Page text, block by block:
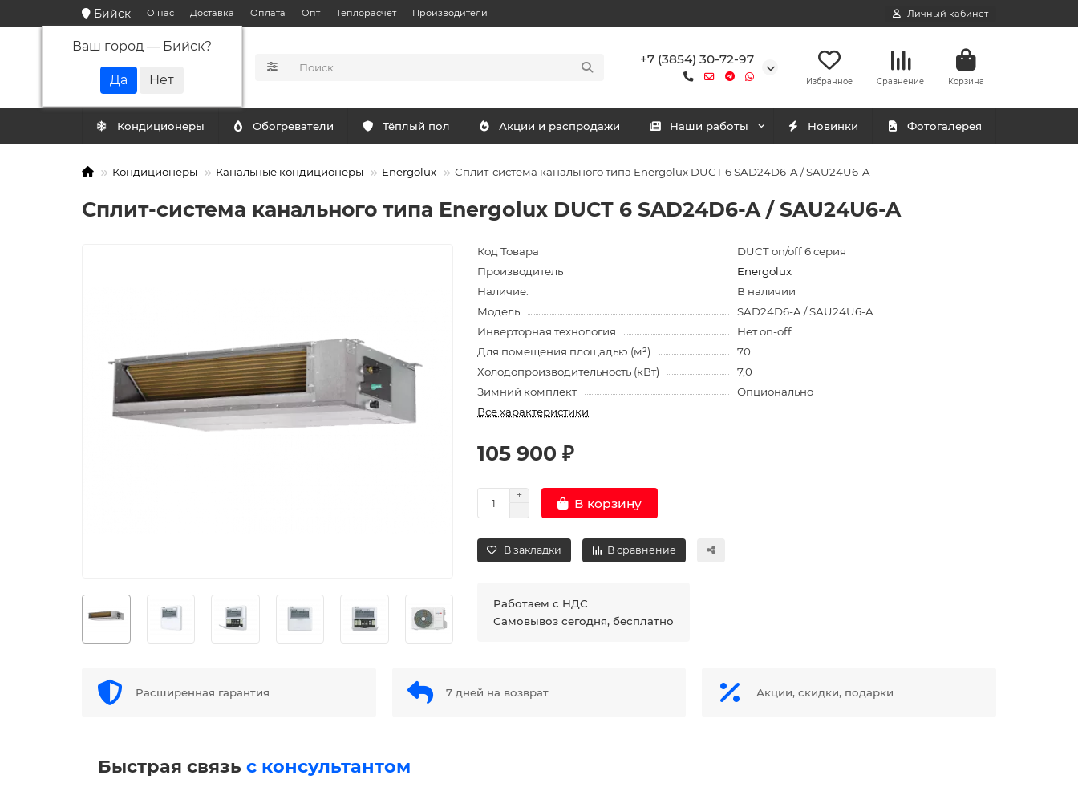
Бийск
Ваш город — Бийск?
О нас Доставка Оплата Опт Теплорасчет Производители Личный кабинет
+7 (3854) 30-72-97
Избранное Сравнение Корзина
Кондиционеры Обогреватели Тёплый пол Акции и распродажи Наши работы Новинки Фотогалерея
Кондиционеры Канальные кондиционеры Energolux Сплит-система канального типа Energolux DUCT 6 SAD24D6-A / SAU24U6-A
Сплит-система канального типа Energolux DUCT 6 SAD24D6-A / SAU24U6-A
Код Товара
DUCT on/off 6 серия
Производитель
Energolux
Наличие:
В наличии
Модель
SAD24D6-A / SAU24U6-A
Инверторная технология
Нет on-off
Для помещения площадью (м²)
70
Холодопроизводительность (кВт)
7,0
Зимний комплект
Опционально
Все характеристики
105 900 ₽
В корзину
В закладки В сравнение
Работаем с НДС
Самовывоз сегодня, бесплатно
Расширенная гарантия 7 дней на возврат Акции, скидки, подарки
Быстрая связь с консультантом